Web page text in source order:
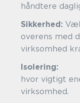
håndtere
Sikkerhed:
overens med
virksomhed
Isolering:
hvor vigtigt
virksomhed.